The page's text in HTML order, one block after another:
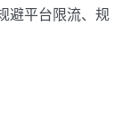
避平台限流、规